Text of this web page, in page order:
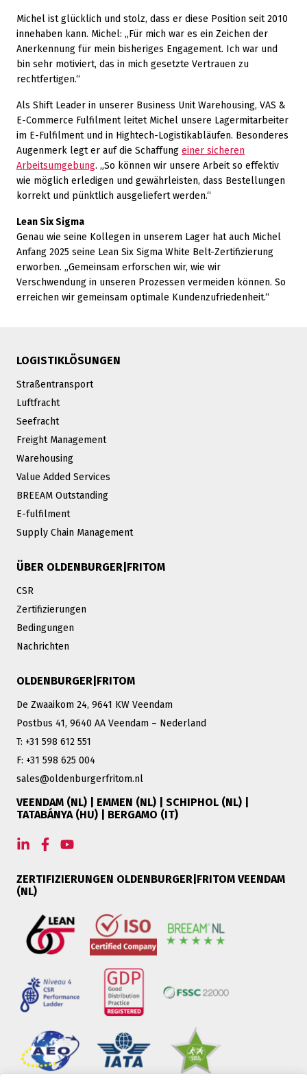
Michel ist glücklich und stolz, dass er diese Position seit 2010
innehaben kann. Michel: „Für mich war es ein Zeichen der
Anerkennung für mein bisheriges Engagement. Ich war und
bin sehr motiviert, das in mich gesetzte Vertrauen zu
rechtfertigen.“
Als Shift Leader in unserer Business Unit Warehousing, VAS &
E-Commerce Fulfilment leitet Michel unsere Lagermitarbeiter
im E-Fulfilment und in Hightech-Logistikabläufen. Besonderes
Augenmerk legt er auf die Schaffung einer sicheren
Arbeitsumgebung. „So können wir unsere Arbeit so effektiv
wie möglich erledigen und gewährleisten, dass Bestellungen
korrekt und pünktlich ausgeliefert werden.“
Lean Six Sigma
Genau wie seine Kollegen in unserem Lager hat auch Michel
Anfang 2025 seine Lean Six Sigma White Belt-Zertifizierung
erworben. „Gemeinsam erforschen wir, wie wir
Verschwendung in unseren Prozessen vermeiden können. So
erreichen wir gemeinsam optimale Kundenzufriedenheit.“
LOGISTIKLÖSUNGEN
Straßentransport
Luftfracht
Seefracht
Freight Management
Warehousing
Value Added Services
BREEAM Outstanding
E-fulfilment
Supply Chain Management
ÜBER OLDENBURGER|FRITOM
CSR
Zertifizierungen
Bedingungen
Nachrichten
OLDENBURGER|FRITOM
De Zwaaikom 24, 9641 KW Veendam
Postbus 41, 9640 AA Veendam – Nederland
T: +31 598 612 551
F: +31 598 625 004
sales@oldenburgerfritom.nl
VEENDAM (NL) | EMMEN (NL) | SCHIPHOL (NL) |
TATABÁNYA (HU) | BERGAMO (IT)
ZERTIFIZIERUNGEN OLDENBURGER|FRITOM VEENDAM
(NL)